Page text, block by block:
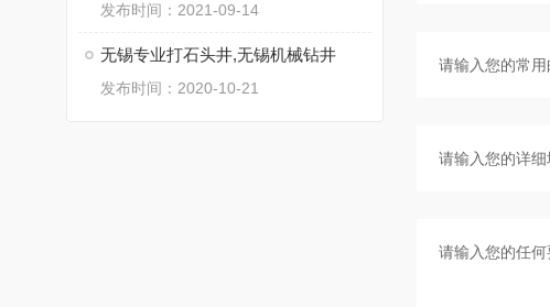
发布时间：2021-09-14
无锡专业打石头井,无锡机械钻井
发布时间：2020-10-21